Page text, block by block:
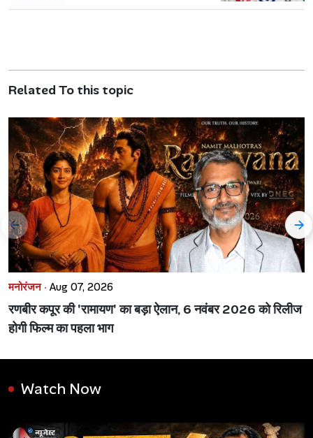
Related To this topic
मनोरंजन · Aug 07, 2026
रणबीर कपूर की 'रामायण' का बड़ा ऐलान, 6 नवंबर 2026 को रिलीज
होगी फिल्म का पहला भाग
Watch Now